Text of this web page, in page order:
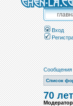
Вход
Сообщения
Список
70